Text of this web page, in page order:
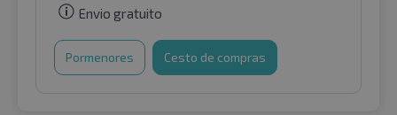
Envio gratuito
Pormenores Cesto de compras